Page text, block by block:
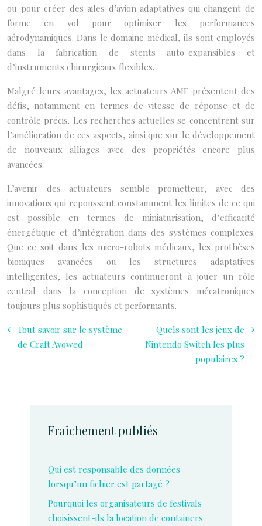
ou pour créer des ailes d’avion adaptatives qui changent de
forme en vol pour optimiser les performances
aérodynamiques. Dans le domaine médical, ils sont employés
dans la fabrication de stents auto-expansibles et
d’instruments chirurgicaux flexibles.
Malgré leurs avantages, les actuateurs AMF présentent des
défis, notamment en termes de vitesse de réponse et de
contrôle précis. Les recherches actuelles se concentrent sur
l’amélioration de ces aspects, ainsi que sur le développement
de nouveaux alliages avec des propriétés encore plus
avancées.
L’avenir des actuateurs semble prometteur, avec des
innovations qui repoussent constamment les limites de ce qui
est possible en termes de miniaturisation, d’efficacité
énergétique et d’intégration dans des systèmes complexes.
Que ce soit dans les micro-robots médicaux, les prothèses
bioniques avancées ou les structures adaptatives
intelligentes, les actuateurs continueront à jouer un rôle
central dans la conception de systèmes mécatroniques
toujours plus sophistiqués et performants.
Tout savoir sur le système
de Craft Avowed
Quels sont les jeux de
Nintendo Switch les plus
populaires ?
Fraîchement publiés
Qui est responsable des données
lorsqu’un fichier est partagé ?
Pourquoi les organisateurs de festivals
choisissent-ils la location de containers